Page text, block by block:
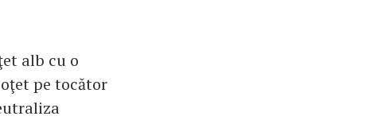
alb cu o
pe tocător